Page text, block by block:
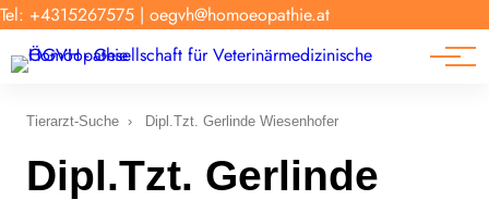
Tel: +4315267575 | oegvh@homoeopathie.at
Tierarzt-Suche
Forschung
News
Links
Tierarzt-Suche › Dipl.Tzt. Gerlinde Wiesenhofer
Dipl.Tzt. Gerlinde